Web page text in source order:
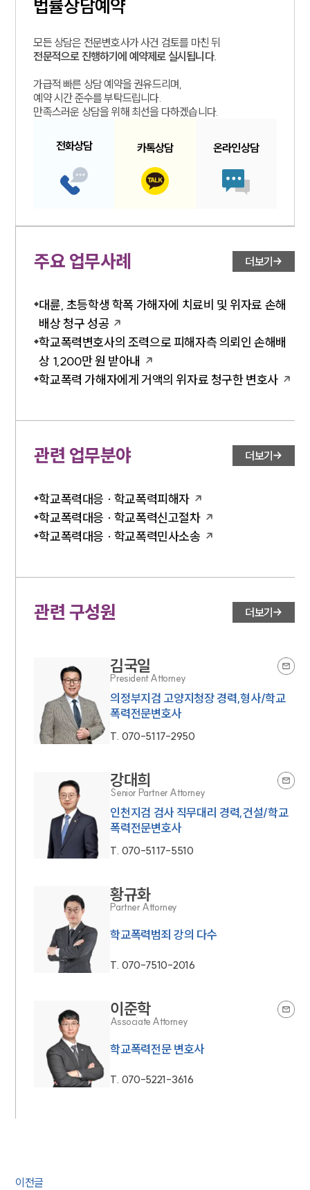
디지털포렌식 업무
압수수색 대응
전체
디지털포렌식전문변호사
법률 블로그
뉴스레터/브로슈어
세미나
대륜법률상담예약
대륜법률상담예약
법률상담예약
모든 상담은 전문변호사가 사건 검토를 마친 뒤
전문적으로 진행하기에 예약제로 실시됩니다.
가급적 빠른 상담 예약을 권유드리며,
예약 시간 준수를 부탁드립니다.
만족스러운 상담을 위해 최선을 다하겠습니다.
전화상담 카톡상담 온라인상담
주요 업무사례 더보기
대륜, 초등학생 학폭 가해자에 치료비 및 위자료 손해
배상 청구 성공
학교폭력변호사의 조력으로 피해자측 의뢰인 손해배
상 1,200만 원 받아내
학교폭력 가해자에게 거액의 위자료 청구한 변호사
관련 업무분야 더보기
학교폭력대응 · 학교폭력피해자
학교폭력대응 · 학교폭력신고절차
학교폭력대응 · 학교폭력민사소송
관련 구성원 더보기
김국일
President Attorney
의정부지검 고양지청장 경력,형사/학교
폭력전문변호사
T. 070-5117-2950
강대희
Senior Partner Attorney
인천지검 검사 직무대리 경력,건설/학교
폭력전문변호사
T. 070-5117-5510
황규화
Partner Attorney
학교폭력범죄 강의 다수
T. 070-7510-2016
이준학
Associate Attorney
학교폭력전문 변호사
T. 070-5221-3616
이전글